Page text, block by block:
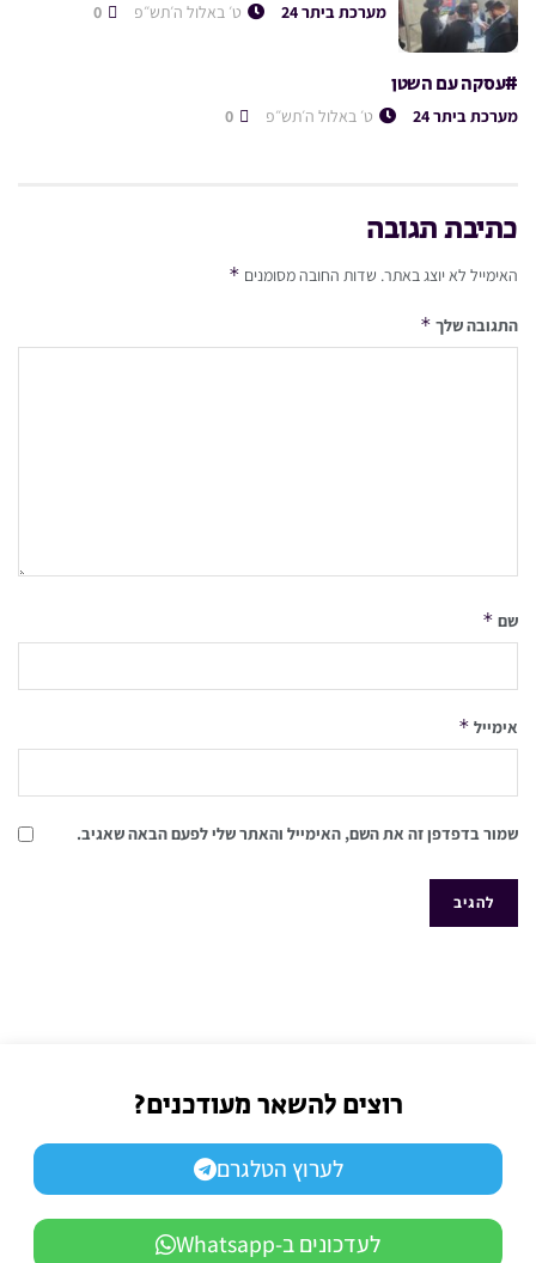
מערכת ביתר 24 ט׳ באלול ה׳תש״פ
#עסקה עם השטן
מערכת ביתר 24 ט׳ באלול ה׳תש״פ
כתיבת תגובה
האימייל לא יוצג באתר. שדות החובה מסומנים *
התגובה שלך *
שם *
אימייל *
שמור בדפדפן זה את השם, האימייל והאתר שלי לפעם הבאה שאגיב.
רוצים להשאר מעודכנים?
לערוץ הטלגרם
לעדכונים ב-Whatsapp